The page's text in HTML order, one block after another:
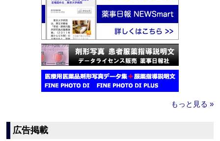
もっと見る »
広告掲載